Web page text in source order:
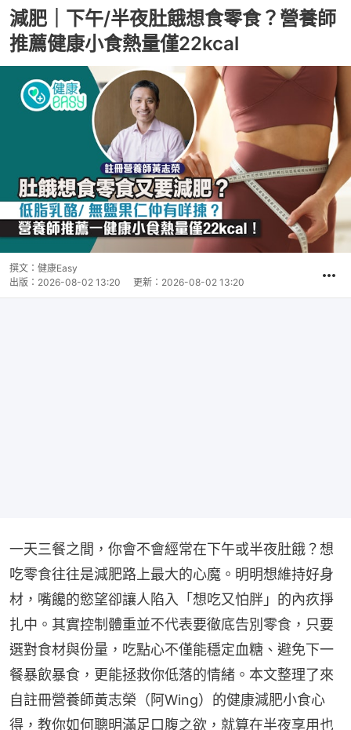
減肥｜下午/半夜肚餓想食零食？營養師
推薦健康小食熱量僅22kcal
撰文： 健康Easy
出版： 2026-08-02 13:20 更新： 2026-08-02 13:20
一天三餐之間，你會不會經常在下午或半夜肚餓？想
吃零食往往是減肥路上最大的心魔。明明想維持好身
材，嘴饞的慾望卻讓人陷入「想吃又怕胖」的內疚掙
扎中。其實控制體重並不代表要徹底告別零食，只要
選對食材與份量，吃點心不僅能穩定血糖、避免下一
餐暴飲暴食，更能拯救你低落的情緒。本文整理了來
自註冊營養師黃志榮（阿Wing）的健康減肥小食心
得，教你如何聰明滿足口腹之欲，就算在半夜享用也